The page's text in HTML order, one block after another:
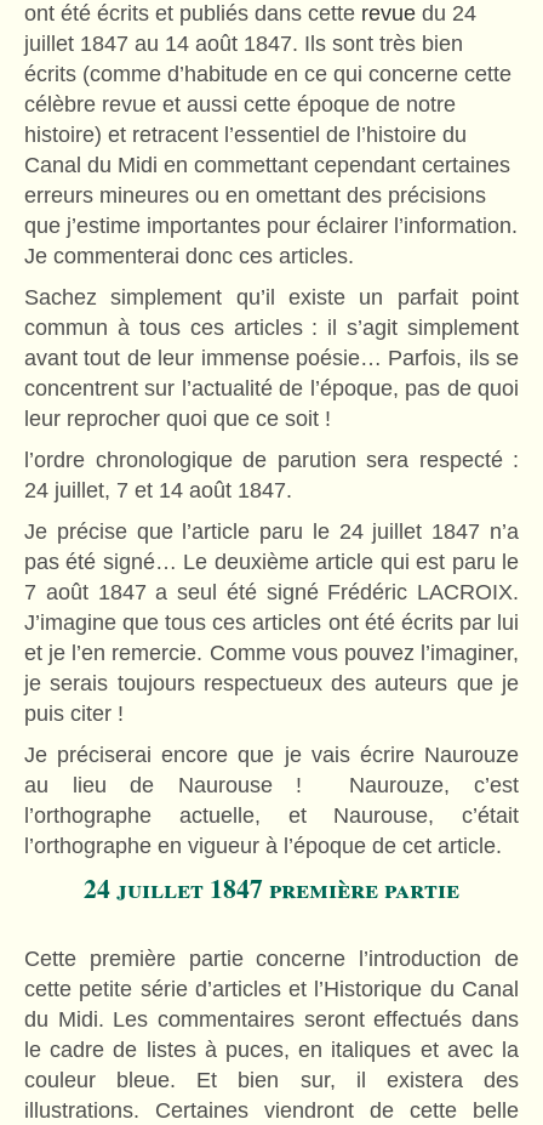
ont été écrits et publiés dans cette revue du 24
juillet 1847 au 14 août 1847. Ils sont très bien
écrits (comme d’habitude en ce qui concerne cette
célèbre revue et aussi cette époque de notre
histoire) et retracent l’essentiel de l’histoire du
Canal du Midi en commettant cependant certaines
erreurs mineures ou en omettant des précisions
que j’estime importantes pour éclairer l’information.
Je commenterai donc ces articles.
Sachez simplement qu’il existe un parfait point
commun à tous ces articles : il s’agit simplement
avant tout de leur immense poésie… Parfois, ils se
concentrent sur l’actualité de l’époque, pas de quoi
leur reprocher quoi que ce soit !
l’ordre chronologique de parution sera respecté :
24 juillet, 7 et 14 août 1847.
Je précise que l’article paru le 24 juillet 1847 n’a
pas été signé… Le deuxième article qui est paru le
7 août 1847 a seul été signé Frédéric LACROIX.
J’imagine que tous ces articles ont été écrits par lui
et je l’en remercie. Comme vous pouvez l’imaginer,
je serais toujours respectueux des auteurs que je
puis citer !
Je préciserai encore que je vais écrire Naurouze
au lieu de Naurouse ! Naurouze, c’est
l’orthographe actuelle, et Naurouse, c’était
l’orthographe en vigueur à l’époque de cet article.
24 juillet 1847 première partie
Cette première partie concerne l’introduction de
cette petite série d’articles et l’Historique du Canal
du Midi. Les commentaires seront effectués dans
le cadre de listes à puces, en italiques et avec la
couleur bleue. Et bien sur, il existera des
illustrations. Certaines viendront de cette belle